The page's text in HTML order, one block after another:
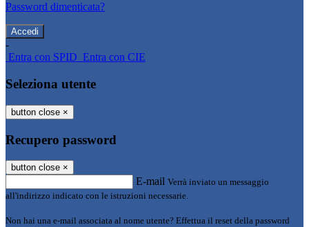
Password dimenticata?
-
Entra con SPID Entra con CIE
Seleziona utente
button close ×
Recupero password
button close ×
E-mail Verrà inviato un messaggio
all'indirizzo indicato con le istruzioni necessarie.
Non hai una e-mail associata al nome utente? Effettua il reset della password